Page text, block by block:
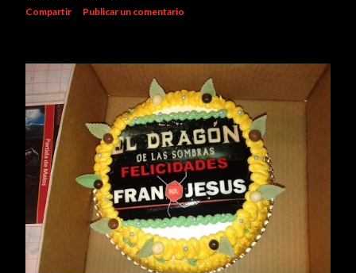
Compartir Publicar un comentario